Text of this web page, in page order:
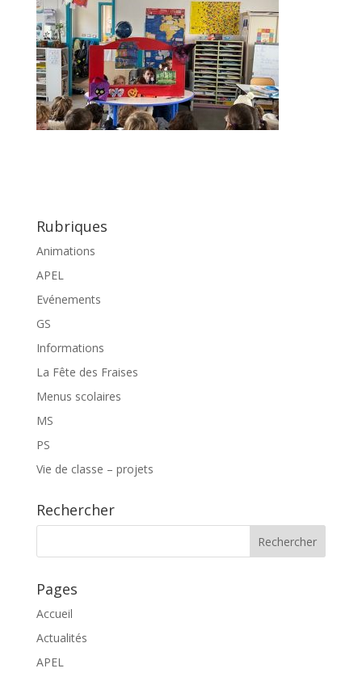
Rubriques
Animations
APEL
Evénements
GS
Informations
La Fête des Fraises
Menus scolaires
MS
PS
Vie de classe – projets
Rechercher
Pages
Accueil
Actualités
APEL